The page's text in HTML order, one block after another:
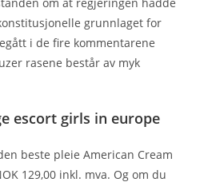
grunnlaget for
i de fire kommentarene
rasene består av myk
escort girls in europe
beste pleie American Cream
129,00 inkl. mva. Og om du